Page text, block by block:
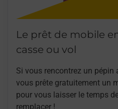
Le prêt de mobile
casse ou vol
Si vous rencontrez un pépin
vous prête gratuitement un
pour vous laisser le temps
remplacer !